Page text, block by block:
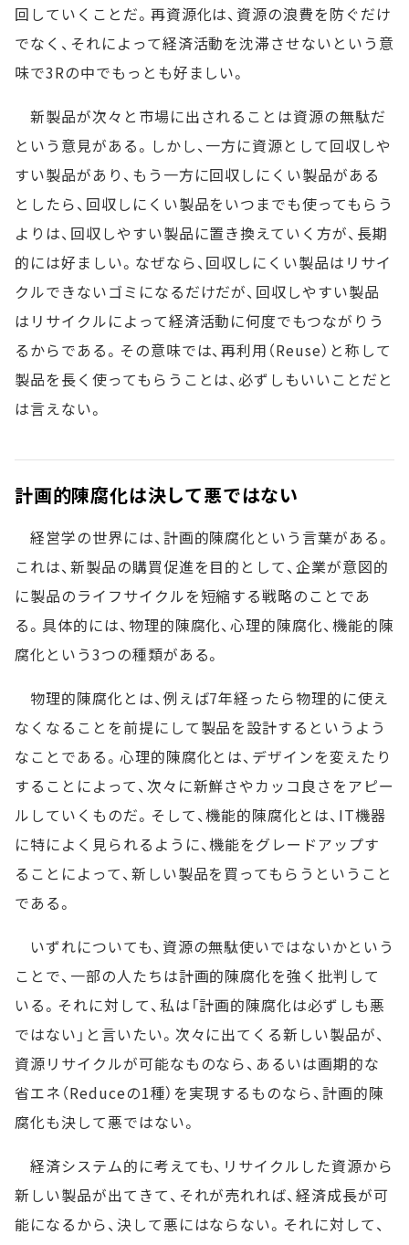
回していくことだ。再資源化は、資源の浪費を防ぐだけ
でなく、それによって経済活動を沈滞させないという意
味で3Rの中でもっとも好ましい。
新製品が次々と市場に出されることは資源の無駄だ
という意見がある。しかし、一方に資源として回収しや
すい製品があり、もう一方に回収しにくい製品がある
としたら、回収しにくい製品をいつまでも使ってもらう
よりは、回収しやすい製品に置き換えていく方が、長期
的には好ましい。なぜなら、回収しにくい製品はリサイ
クルできないゴミになるだけだが、回収しやすい製品
はリサイクルによって経済活動に何度でもつながりう
るからである。その意味では、再利用（Reuse）と称して
製品を長く使ってもらうことは、必ずしもいいことだと
は言えない。
計画的陳腐化は決して悪ではない
経営学の世界には、計画的陳腐化という言葉がある。
これは、新製品の購買促進を目的として、企業が意図的
に製品のライフサイクルを短縮する戦略のことであ
る。具体的には、物理的陳腐化、心理的陳腐化、機能的陳
腐化という3つの種類がある。
物理的陳腐化とは、例えば7年経ったら物理的に使え
なくなることを前提にして製品を設計するというよう
なことである。心理的陳腐化とは、デザインを変えたり
することによって、次々に新鮮さやカッコ良さをアピー
ルしていくものだ。そして、機能的陳腐化とは、IT機器
に特によく見られるように、機能をグレードアップす
ることによって、新しい製品を買ってもらうということ
である。
いずれについても、資源の無駄使いではないかという
ことで、一部の人たちは計画的陳腐化を強く批判して
いる。それに対して、私は「計画的陳腐化は必ずしも悪
ではない」と言いたい。次々に出てくる新しい製品が、
資源リサイクルが可能なものなら、あるいは画期的な
省エネ（Reduceの1種）を実現するものなら、計画的陳
腐化も決して悪ではない。
経済システム的に考えても、リサイクルした資源から
新しい製品が出てきて、それが売れれば、経済成長が可
能になるから、決して悪にはならない。それに対して、